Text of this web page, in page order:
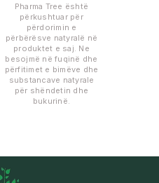
Pharma Tree është
përkushtuar për
përdorimin e
përbërësve natyralë në
produktet e saj. Ne
besojmë në fuqinë dhe
përfitimet e bimëve dhe
substancave natyrale
për shëndetin dhe
bukurinë.